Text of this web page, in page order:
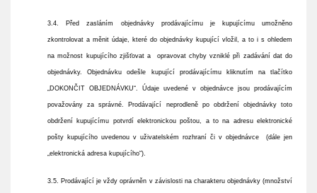
3.4. Před zasláním objednávky prodávajícímu je kupujícímu umožněno
zkontrolovat a měnit údaje, které do objednávky kupující vložil, a to i s ohledem
na možnost kupujícího zjišťovat a opravovat chyby vzniklé při zadávání dat do
objednávky. Objednávku odešle kupující prodávajícímu kliknutím na tlačítko
„DOKONČIT OBJEDNÁVKU“. Údaje uvedené v objednávce jsou prodávajícím
považovány za správné. Prodávající neprodleně po obdržení objednávky toto
obdržení kupujícímu potvrdí elektronickou poštou, a to na adresu elektronické
pošty kupujícího uvedenou v uživatelském rozhraní či v objednávce (dále jen
„elektronická adresa kupujícího“).
3.5. Prodávající je vždy oprávněn v závislosti na charakteru objednávky (množství